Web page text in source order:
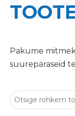
Pakume
suurepäraseid